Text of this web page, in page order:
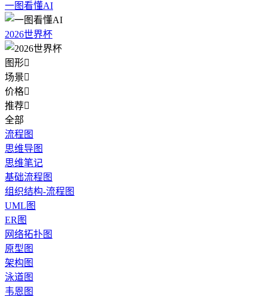
一图看懂AI
2026世界杯
图形
场景
价格
推荐
全部
流程图
思维导图
思维笔记
基础流程图
组织结构-流程图
UML图
ER图
网络拓扑图
原型图
架构图
泳道图
韦恩图